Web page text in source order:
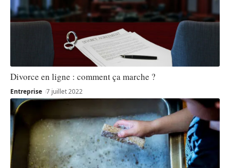
Divorce en ligne : comment ça marche ?
Entreprise 7 juillet 2022